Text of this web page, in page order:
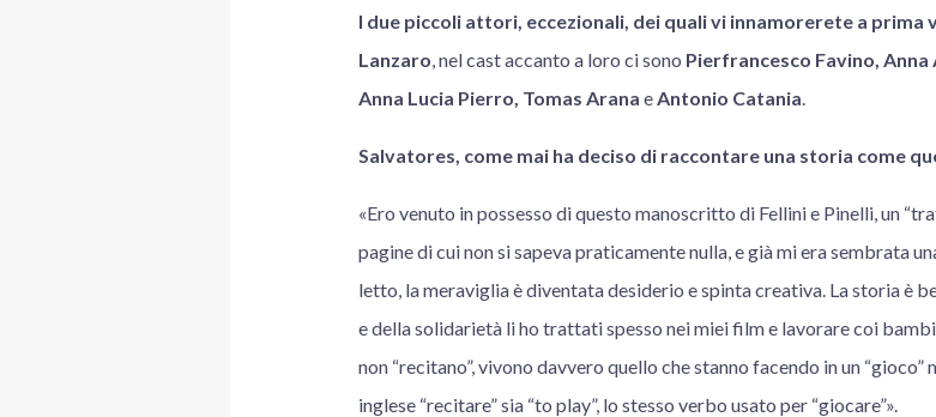
I due piccoli attori, eccezionali, dei quali vi innamorerete a prima
Lanzaro, nel cast accanto a loro ci sono Pierfrancesco Favino,
Anna Lucia Pierro, Tomas Arana eAntonio Catania.
Salvatores, come mai ha deciso di raccontare una storia come
«Ero venuto in possesso di questo manoscritto di Fellini e Pinelli, un
pagine di cui non si sapeva praticamente nulla, e già mi era sembrata
letto, la meraviglia è diventata desiderio e spinta creativa. La storia è
e della solidarietà li ho trattati spesso nei miei film e lavorare coi
non “recitano”, vivono davvero quello che stanno facendo in un “gioco”
inglese “recitare” sia “to play”, lo stesso verbo usato per “giocare”».